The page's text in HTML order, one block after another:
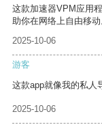
这款加速器VPM应用
助你在网络上自由移动
2025-10-06
游客
这款app就像我的私人
2025-10-06